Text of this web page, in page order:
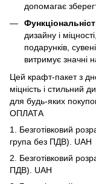
допомагає
дизайну і
подарунків,
витримує значні
Цей крафт-пакет з
міцність і стильний
для будь-яких
ОПЛАТА
1. Безготівковий
група без ПДВ). UAH
2. Безготівковий
ПДВ). UAH